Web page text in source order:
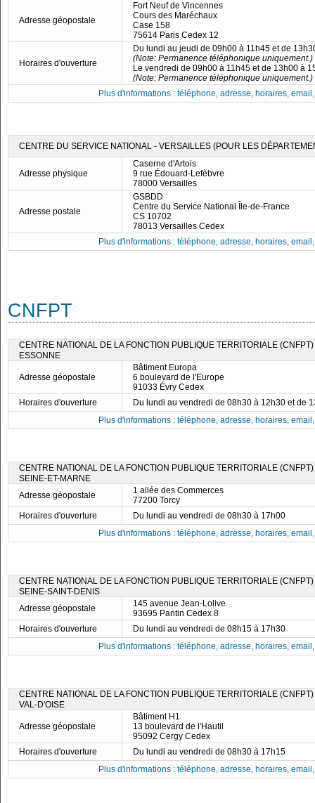
Adresse géopostale
Fort Neuf de Vincennes
Cours des Maréchaux
Case 158
75614 Paris Cedex 12
Horaires d'ouverture
Du lundi au jeudi de 09h00 à 11h45 et de
(Note: Permanence téléphonique uniquement.)
Le vendredi de 09h00 à 11h45 et de 13h00 à
(Note: Permanence téléphonique uniquement.)
Plus d'informations : téléphone, adresse, horaires,
CENTRE DU SERVICE NATIONAL - VERSAILLES (POUR LES
Adresse physique
Caserne d'Artois
9 rue Édouard-Lefèbvre
78000 Versailles
Adresse postale
GSBDD
Centre du Service National Île-de-France
CS 10702
78013 Versailles Cedex
Plus d'informations : téléphone, adresse, horaires,
CNFPT
CENTRE NATIONAL DE LA FONCTION PUBLIQUE TERRITORIALE
ESSONNE
Adresse géopostale
Bâtiment Europa
6 boulevard de l'Europe
91033 Évry Cedex
Horaires d'ouverture
Du lundi au vendredi de 08h30 à 12h30 et de
Plus d'informations : téléphone, adresse, horaires,
CENTRE NATIONAL DE LA FONCTION PUBLIQUE TERRITORIALE
SEINE-ET-MARNE
Adresse géopostale
1 allée des Commerces
77200 Torcy
Horaires d'ouverture
Du lundi au vendredi de 08h30 à 17h00
Plus d'informations : téléphone, adresse, horaires,
CENTRE NATIONAL DE LA FONCTION PUBLIQUE TERRITORIALE
SEINE-SAINT-DENIS
Adresse géopostale
145 avenue Jean-Lolive
93695 Pantin Cedex 8
Horaires d'ouverture
Du lundi au vendredi de 08h15 à 17h30
Plus d'informations : téléphone, adresse, horaires,
CENTRE NATIONAL DE LA FONCTION PUBLIQUE TERRITORIALE
VAL-D'OISE
Adresse géopostale
Bâtiment H1
13 boulevard de l'Hautil
95092 Cergy Cedex
Horaires d'ouverture
Du lundi au vendredi de 08h30 à 17h15
Plus d'informations : téléphone, adresse, horaires,